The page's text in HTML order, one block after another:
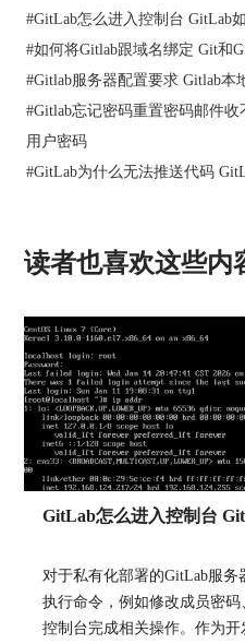
hungry.com/root/
图2：
3、同步操作
定期使用git fetch命令从
fetch和git merge的组合
新代码拉取并合并到本地
图3：
二、GitLab镜像仓库如
如果项目已经迁移到
做的更改会同步到旧仓
下GitLab镜像仓库如何配
#GitLab怎么进入控制台 GitLab
#如何将Gitlab跟域名绑定 Git和
#Gitlab服务器配置要求 Gitlab本
#Gitlab忘记密码重置密码邮件
用户密码
#GitLab为什么无法推送代码
读者也喜欢这些内
GitLab怎么进入控制台
对于私有化部署的GitLab服
执行命令，例如修改成员密
控制台完成相关操作。作为